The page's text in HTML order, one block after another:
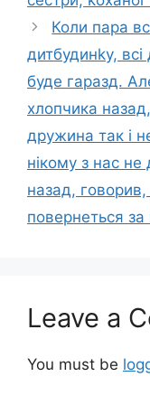
Коли пара
дитбудинkу,
буде гаразд.
хлопчика
дружина так і
нікому з нас не
назад,
повернеться
Leave a
You must be